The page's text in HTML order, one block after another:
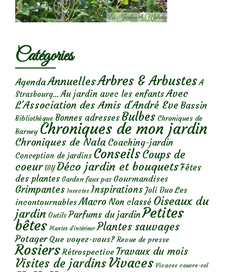
Catégories
AgendaAnnuellesArbres & Arbustes A
Strasbourg... Au jardin avec les enfantsAvec
L'Association des Amis d'André Eve Bassin
Bibliothèque Bonnes adresses Bulbes Chroniques de
Barney Chroniques de mon jardin
Chroniques de Nala Coaching-jardin
Conception de jardins ConseilsCoups de
coeur DIY Déco jardin et bouquetsFêtes
des plantes Garden faux pas Gourmandises
Grimpantes Insectes Inspirations Joli Duo Les
incontournables Macro Non classé Oiseaux du
jardin Outils Parfums du jardinPetites
bêtes Plantes d’intérieur Plantes sauvages
Potager Que voyez-vous? Revue de presse
Rosiers Rétrospective Travaux du mois
Visites de jardins Vivaces Vivaces couvre-sol